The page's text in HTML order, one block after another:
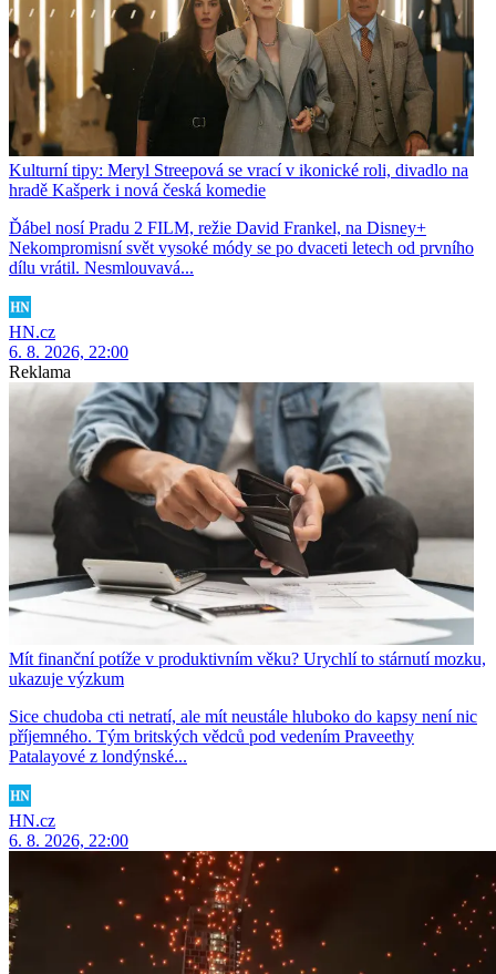
Kulturní tipy: Meryl Streepová se vrací v ikonické roli, divadlo na
hradě Kašperk i nová česká komedie
Ďábel nosí Pradu 2 FILM, režie David Frankel, na Disney+
Nekompromisní svět vysoké módy se po dvaceti letech od prvního
dílu vrátil. Nesmlouvavá...
HN.cz
6. 8. 2026, 22:00
Reklama
Mít finanční potíže v produktivním věku? Urychlí to stárnutí mozku,
ukazuje výzkum
Sice chudoba cti netratí, ale mít neustále hluboko do kapsy není nic
příjemného. Tým britských vědců pod vedením Praveethy
Patalayové z londýnské...
HN.cz
6. 8. 2026, 22:00